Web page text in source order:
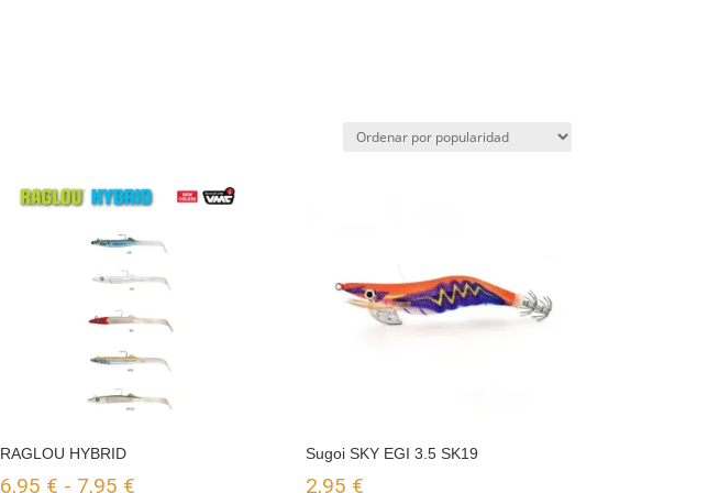
RAGLOU HYBRID
6,95 € - 7,95 €
Sugoi SKY EGI 3.5 SK19
2,95 €